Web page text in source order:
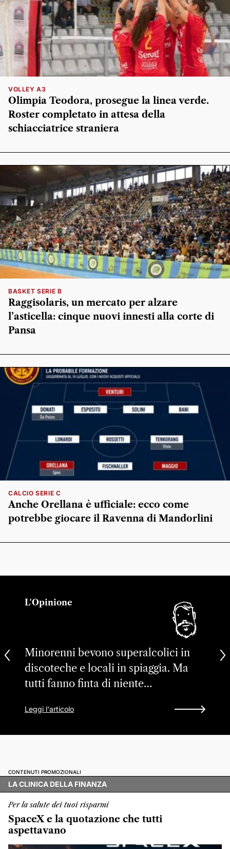
VOLLEY A3
Olimpia Teodora, prosegue la linea verde.
Roster completato in attesa della
schiacciatrice straniera
BASKET SERIE B
Raggisolaris, un mercato per alzare
l’asticella: cinque nuovi innesti alla corte di
Pansa
CALCIO SERIE C
Anche Orellana è ufficiale: ecco come
potrebbe giocare il Ravenna di Mandorlini
L'Opinione
Minorenni bevono superalcolici in
discoteche e locali in spiaggia. Ma
tutti fanno finta di niente…
Leggi l'articolo
CONTENUTI PROMOZIONALI
LA CLINICA DELLA FINANZA
Per la salute dei tuoi risparmi
SpaceX e la quotazione che tutti
aspettavano